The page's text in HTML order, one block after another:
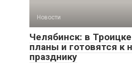
Новости
Челябинск: в
планы и готовятся к
празднику